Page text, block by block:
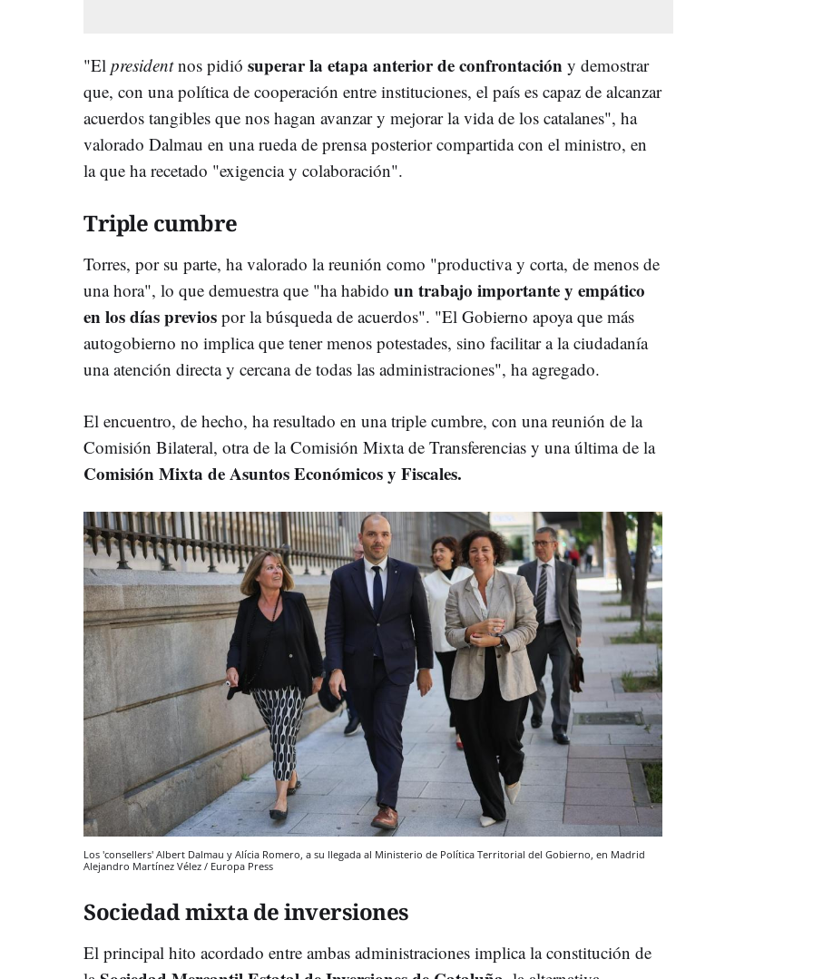
"El presidentnos pidió superar la etapa anterior de confrontación y demostrar
que, con una política de cooperación entre instituciones, el país es capaz de alcanzar
acuerdos tangibles que nos hagan avanzar y mejorar la vida de los catalanes", ha
valorado Dalmau en una rueda de prensa posterior compartida con el ministro, en
la que ha recetado "exigencia y colaboración".
Triple cumbre
Torres, por su parte, ha valorado la reunión como "productiva y corta, de menos de
una hora", lo que demuestra que "ha habido untrabajo importante y empático
en los días previos por la búsqueda de acuerdos". "El Gobierno apoya que más
autogobierno no implica que tener menos potestades, sino facilitar a la ciudadanía
una atención directa y cercana de todas las administraciones", ha agregado.
El encuentro, de hecho, ha resultado en una triple cumbre, con una reunión de la
Comisión Bilateral, otra de la Comisión Mixta de Transferencias y una última de la
Comisión Mixta de Asuntos Económicos y Fiscales.
Los 'consellers' Albert Dalmau y Alícia Romero, a su llegada al Ministerio de Política Territorial del Gobierno, en Madrid
Alejandro Martínez Vélez / Europa Press
Sociedad mixta de inversiones
El principal hito acordado entre ambas administraciones implica la constitución de